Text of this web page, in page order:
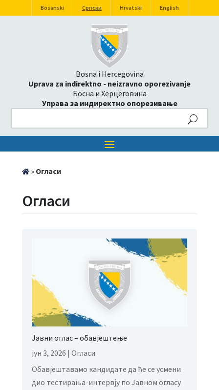
Bosanski Српски Hrvatski English
Bosna i Hercegovina
Uprava za indirektno - neizravno oporezivanje
Босна и Херцеговина
Управа за индиректно опорезивање
» Огласи
Огласи
Јавни оглас – обавјештење
јун 3, 2026 | Огласи
Обавјештавамо кандидате да ће се усмени
дио тестирања-интервју по Јавном огласу